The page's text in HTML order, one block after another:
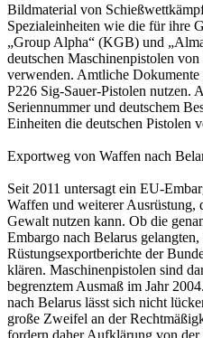
Bildmaterial von
Spezialeinheiten wie die für ihre
„Group Alpha“ (KGB) und
deutschen Maschinenpistolen
verwenden. Amtliche Dokumente
P226 Sig-Sauer-Pistolen nutzen.
Seriennummer und deutschem
Einheiten die deutschen Pistolen
Exportweg von Waffen nach
Seit 2011 untersagt ein EU-
Waffen und weiterer
Gewalt nutzen kann. Ob die
Embargo nach Belarus
Rüstungsexportberichte der
klären. Maschinenpistolen sind
begrenztem Ausmaß im Jahr
nach Belarus lässt sich nicht
große Zweifel an der
fordern daher Aufklärung von